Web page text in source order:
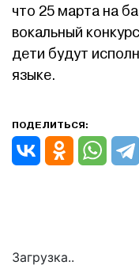
что 25 марта на
вокальный
дети будут
языке.
ПОДЕЛИТЬСЯ:
Загрузка..